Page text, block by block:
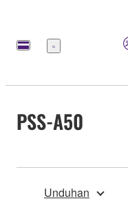
Menu
PSS-A50
Unduhan